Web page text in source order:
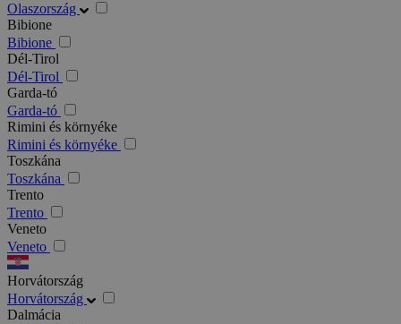
Olaszország
Bibione
Bibione
Dél-Tirol
Dél-Tirol
Garda-tó
Garda-tó
Rimini és környéke
Rimini és környéke
Toszkána
Toszkána
Trento
Trento
Veneto
Veneto
Horvátország
Horvátország
Dalmácia